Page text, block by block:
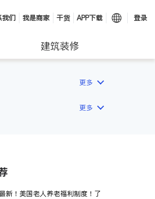
我们 我是商家 干货 APP下载 登录
建筑装修
更多
更多
新！美国老人养老福利制度！了